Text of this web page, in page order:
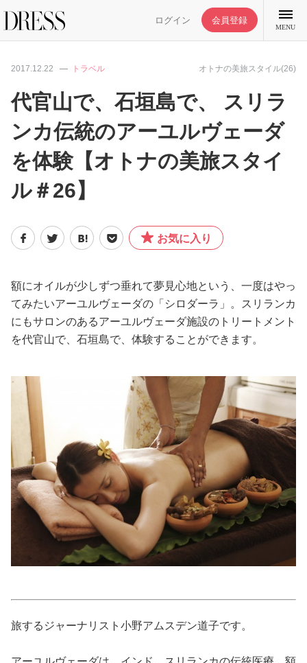
ログイン 会員登録
MENU
特集記事
DRESS部活
ファッション
恋愛/結婚/離婚
美容/健康
ワークスタイル
妊娠/出産/家族
ココロ/カラダ
グルメ
トラベル
性と愛
2017.12.22 トラベル オトナの美旅スタイル(26)
代官山で、石垣島で、 スリラ
ンカ伝統のアーユルヴェーダ
を体験【オトナの美旅スタイ
ル＃26】
お気に入り
額にオイルが少しずつ垂れて夢見心地という、一度はやっ
てみたいアーユルヴェーダの「シロダーラ」。スリランカ
にもサロンのあるアーユルヴェーダ施設のトリートメント
を代官山で、石垣島で、体験することができます。
旅するジャーナリスト小野アムスデン道子です。